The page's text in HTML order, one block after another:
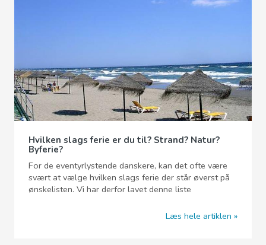
Hvilken slags ferie er du til? Strand? Natur?
Byferie?
For de eventyrlystende danskere, kan det ofte være
svært at vælge hvilken slags ferie der står øverst på
ønskelisten. Vi har derfor lavet denne liste
Læs hele artiklen